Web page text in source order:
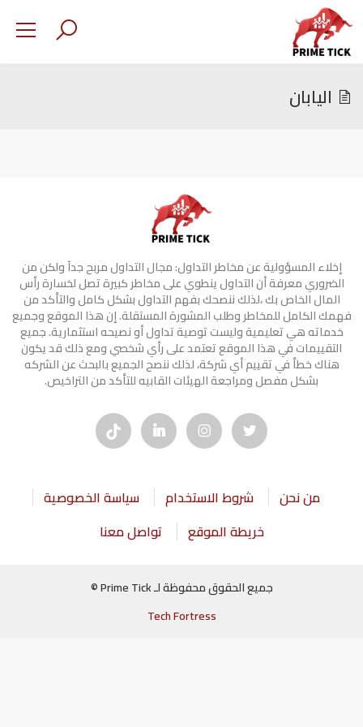
اليابان
إخلاء المسؤولية عن مخاطر التداول: مجال التداول مربح جدآ ولكن من
الضروري معرفة أن التداول ينطوي على مخاطر كبيرة تصل لخسارة رأس
المال الخاص بك ،لذلك ننصحك بفهم التداول بشكل كامل والتأكد من
فهمك الكامل للمخاطر وطلب المشورة المستقلة. إن هذا الموقع وجميع
خدماته هي تعليمية وليست توصية تداول أو نصيحه استثمارية. جميع
التقييمات في هذا الموقع تعتمد على رأي شخصي ومع ذلك قد يكون
هناك خطأ في تقييم أي شركة، لذلك ننصح الجميع بالبحث عن الشركه
بشكل مفصل ومراجعة الهيئات القابيه للتأكد من التراخيص.
من نحن شروط الاستخدام
سياسة الخصوصية
خريطة الموقع
تواصل معنا
جميع الحقوق محفوظة لـ Prime Tick ©
Tech Fortress